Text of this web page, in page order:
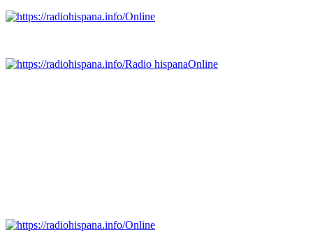
Online
Radio hispanaOnline
Online